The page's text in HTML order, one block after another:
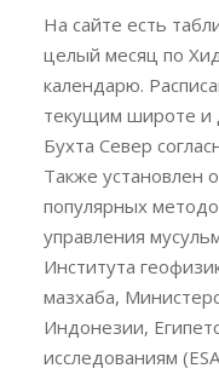
На сайте есть
целый месяц по
календарю.
текущим широте и
Бухта Север
Также установлен
популярных
управления
Института
мазхаба,
Индонезии,
исследованиям